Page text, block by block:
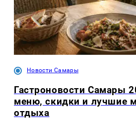
Новости Самары
Гастроновости Самары
меню, скидки и лучшие
отдыха